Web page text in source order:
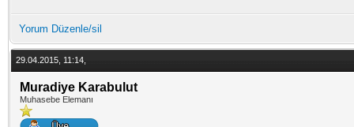
Yorum Düzenle/sil
29.04.2015, 11:14,
Muradiye Karabulut
Muhasebe Elemanı